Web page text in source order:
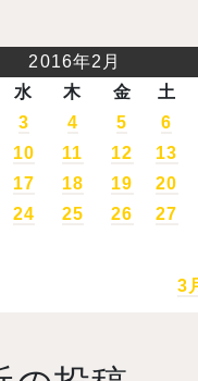
ャンパス
2016年2月
水 木 金 土
3
3 4 5 6
10 11 12 13
17 18 19 20
24 25 26 27